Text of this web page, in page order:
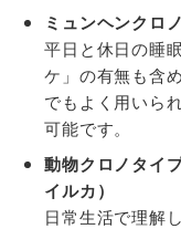
ミュンヘンクロ
平日と休日の睡
ケ」の有無も含
でもよく用いら
可能です。
動物クロノタイ
イルカ）
日常生活で理解